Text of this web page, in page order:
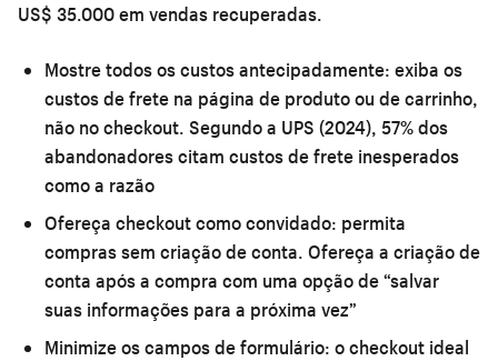
US$ 35.000 em vendas recuperadas.
Mostre todos os custos antecipadamente: exiba os
custos de frete na página de produto ou de carrinho,
não no checkout. Segundo a UPS (2024), 57% dos
abandonadores citam custos de frete inesperados
como a razão
Ofereça checkout como convidado: permita
compras sem criação de conta. Ofereça a criação de
conta após a compra com uma opção de “salvar
suas informações para a próxima vez”
Minimize os campos de formulário: o checkout ideal